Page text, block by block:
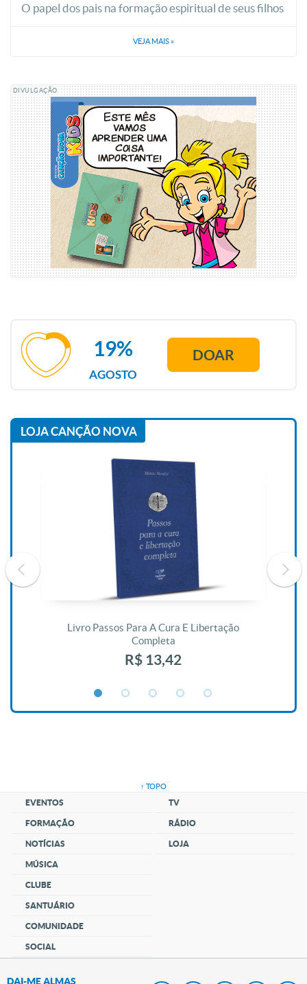
O papel dos pais na formação espiritual de seus filhos
VEJA MAIS »
DIVULGAÇÃO
AGOSTO
19% DOAR
LOJA CANÇÃO NOVA
Livro Passos Para A Cura E Libertação
Completa
R$ 13,42
↑ TOPO
EVENTOS
FORMAÇÃO
NOTÍCIAS
MÚSICA
CLUBE
SANTUÁRIO
COMUNIDADE
SOCIAL
TV
RÁDIO
LOJA
DAI-ME ALMAS